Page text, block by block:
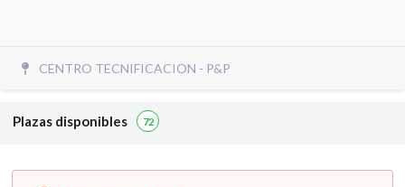
CENTRO TECNIFICACION - P&P
Plazas disponibles 72